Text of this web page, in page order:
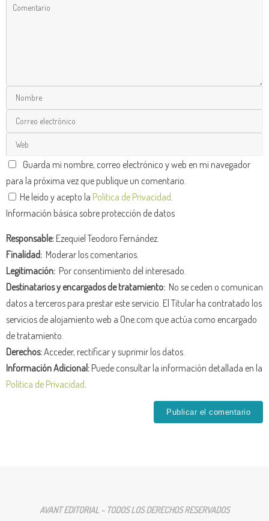
Guarda mi nombre, correo electrónico y web en mi navegador
para la próxima vez que publique un comentario.
He leído y acepto la Política de Privacidad
Información básica sobre protección de datos
Responsable:Ezequiel Teodoro Fernández.
Finalidad: Moderar los comentarios.
Legitimación: Por consentimiento del interesado.
Destinatarios y encargados de tratamiento: No se ceden o comunican
datos a terceros para prestar este servicio. El Titular ha contratado los
servicios de alojamiento web a One.com que actúa como encargado
de tratamiento.
Derechos:Acceder, rectificar y suprimir los datos.
Información Adicional:Puede consultar la información detallada en la
Política de Privacidad
AVANT EDITORIAL - TODOS LOS DERECHOS RESERVADOS